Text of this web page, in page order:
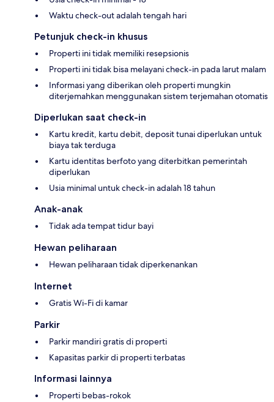
Waktu check-out adalah tengah hari
Petunjuk check-in khusus
Properti ini tidak memiliki resepsionis
Properti ini tidak bisa melayani check-in pada larut malam
Informasi yang diberikan oleh properti mungkin
diterjemahkan menggunakan sistem terjemahan otomatis
Diperlukan saat check-in
Kartu kredit, kartu debit, deposit tunai diperlukan untuk
biaya tak terduga
Kartu identitas berfoto yang diterbitkan pemerintah
diperlukan
Usia minimal untuk check-in adalah 18 tahun
Anak-anak
Tidak ada tempat tidur bayi
Hewan peliharaan
Hewan peliharaan tidak diperkenankan
Internet
Gratis Wi-Fi di kamar
Parkir
Parkir mandiri gratis di properti
Kapasitas parkir di properti terbatas
Informasi lainnya
Properti bebas-rokok